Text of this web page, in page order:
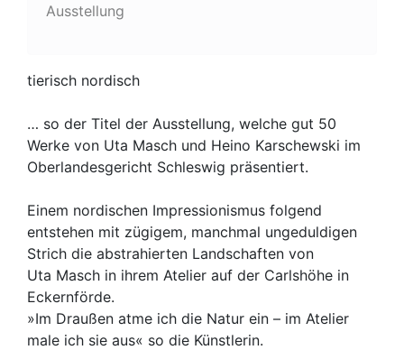
Ausstellung
tierisch nordisch
… so der Titel der Ausstellung, welche gut 50
Werke von Uta Masch und Heino Karschewski im
Oberlandesgericht Schleswig präsentiert.
Einem nordischen Impressionismus folgend
entstehen mit zügigem, manchmal ungeduldigen
Strich die abstrahierten Landschaften von
Uta Masch in ihrem Atelier auf der Carlshöhe in
Eckernförde.
»Im Draußen atme ich die Natur ein – im Atelier
male ich sie aus« so die Künstlerin.